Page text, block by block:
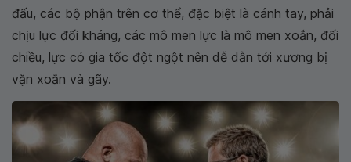
đấu, các bộ phận trên cơ thể, đặc biệt là cánh tay, phải
chịu lực đối kháng, các mô men lực là mô men xoắn, đối
chiều, lực có gia tốc đột ngột nên dễ dẫn tới xương bị
vặn xoắn và gãy.